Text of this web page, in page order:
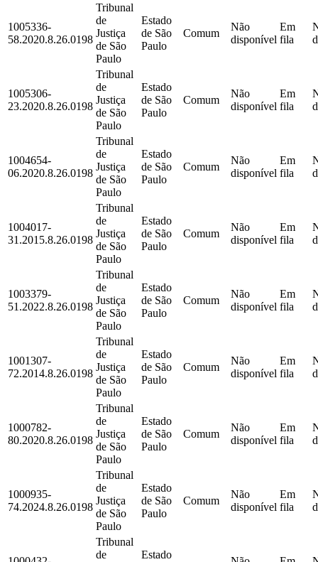
1005336-
58.2020.8.26.0198
Tribunal
de
Justiça
de São
Paulo
Estado
de São
Paulo
Comum
Não
disponível
Em
fila
1005306-
23.2020.8.26.0198
Tribunal
de
Justiça
de São
Paulo
Estado
de São
Paulo
Comum
Não
disponível
Em
fila
1004654-
06.2020.8.26.0198
Tribunal
de
Justiça
de São
Paulo
Estado
de São
Paulo
Comum
Não
disponível
Em
fila
1004017-
31.2015.8.26.0198
Tribunal
de
Justiça
de São
Paulo
Estado
de São
Paulo
Comum
Não
disponível
Em
fila
1003379-
51.2022.8.26.0198
Tribunal
de
Justiça
de São
Paulo
Estado
de São
Paulo
Comum
Não
disponível
Em
fila
1001307-
72.2014.8.26.0198
Tribunal
de
Justiça
de São
Paulo
Estado
de São
Paulo
Comum
Não
disponível
Em
fila
1000782-
80.2020.8.26.0198
Tribunal
de
Justiça
de São
Paulo
Estado
de São
Paulo
Comum
Não
disponível
Em
fila
1000935-
74.2024.8.26.0198
Tribunal
de
Justiça
de São
Paulo
Estado
de São
Paulo
Comum
Não
disponível
Em
fila
Tribunal
de
Estado